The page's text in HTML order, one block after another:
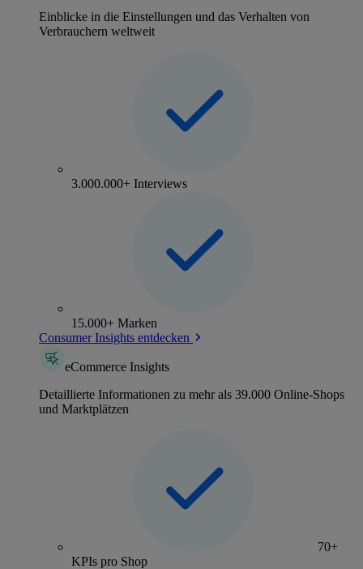
Einblicke in die Einstellungen und das Verhalten von
Verbrauchern weltweit
3.000.000+ Interviews
15.000+ Marken
Consumer Insights entdecken
eCommerce Insights
Detaillierte Informationen zu mehr als 39.000 Online-Shops
und Marktplätzen
70+
KPIs pro Shop